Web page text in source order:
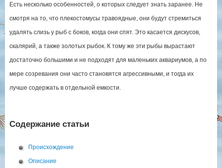
Есть несколько особенностей, о которых следует знать заранее. Не
смотря на то, что плекостомусы травоядные, они будут стремиться
удалять слизь у рыб с боков, когда они спят. Это касается дискусов,
скалярий, а также золотых рыбок. К тому же эти рыбы вырастают
достаточно большими и не подходят для маленьких аквариумов, а по
мере созревания они часто становятся агрессивными, и тогда их
лучше содержать в отдельной емкости.
Содержание статьи
Происхождение
Описание